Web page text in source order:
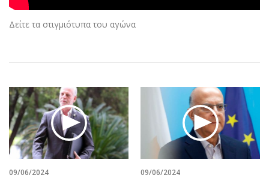
Αθλητισμός
Κύπρος
Διεθνή
Οικονομική
Οικονομία
Real Estate
Επιχειρήσεις
Αγορές
Geek
Social
Αφιερώματα
Πολιτική
Οικονομία
Γενικά
Αναδρομές
Δείτε τα στιγμιότυπα του αγώνα
09/06/2024 09/06/2024